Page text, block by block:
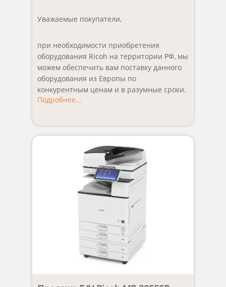
Уважаемые покупатели,
при необходимости приобретения
оборудования Ricoh на территории РФ, мы
можем обеспечить вам поставку данного
оборудования из Европы по
конкурентным ценам и в разумные сроки.
Подробнее...